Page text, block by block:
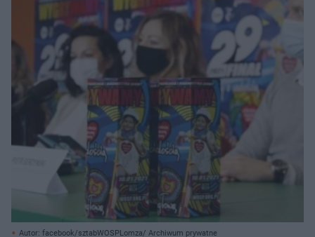
Autor: facebook/sztabWOSPLomza/ Archiwum prywatne